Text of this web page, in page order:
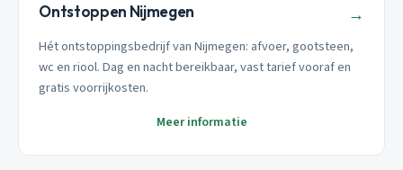
Ontstoppen Nijmegen →
Hét ontstoppingsbedrijf van Nijmegen: afvoer, gootsteen,
wc en riool. Dag en nacht bereikbaar, vast tarief vooraf en
gratis voorrijkosten.
Meer informatie